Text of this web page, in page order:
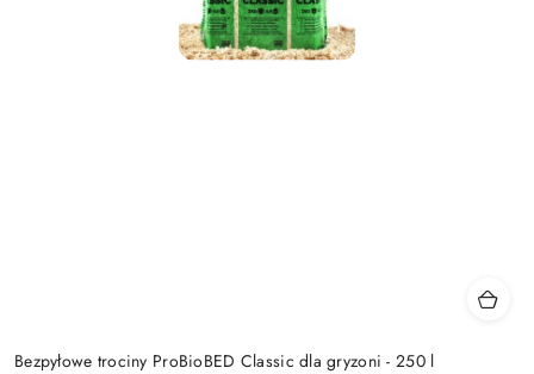
Bezpyłowe trociny ProBioBED Classic dla gryzoni - 250 l